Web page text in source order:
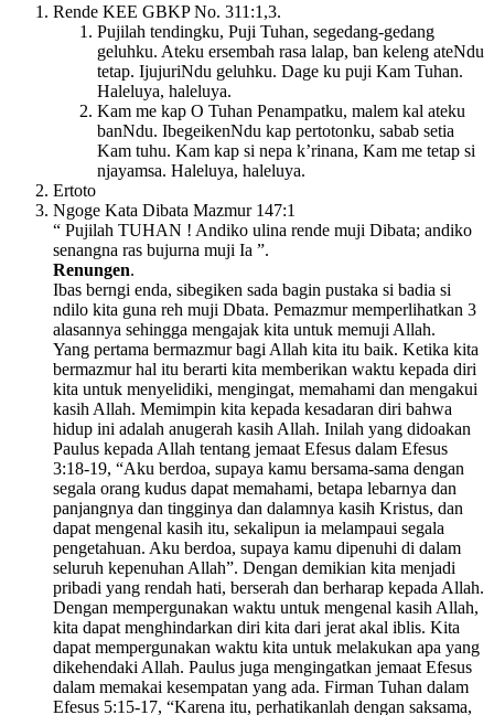
Rende KEE GBKP No. 311:1,3.
Pujilah tendingku, Puji Tuhan, segedang-gedang
geluhku. Ateku ersembah rasa lalap, ban keleng ateNdu
tetap. IjujuriNdu geluhku. Dage ku puji Kam Tuhan.
Haleluya, haleluya.
Kam me kap O Tuhan Penampatku, malem kal ateku
banNdu. IbegeikenNdu kap pertotonku, sabab setia
Kam tuhu. Kam kap si nepa k’rinana, Kam me tetap si
njayamsa. Haleluya, haleluya.
Ertoto
Ngoge Kata Dibata Mazmur 147:1
“ Pujilah TUHAN ! Andiko ulina rende muji Dibata; andiko
senangna ras bujurna muji Ia ”.
Renungen.
Ibas berngi enda, sibegiken sada bagin pustaka si badia si
ndilo kita guna reh muji Dbata. Pemazmur memperlihatkan 3
alasannya sehingga mengajak kita untuk memuji Allah.
Yang pertama bermazmur bagi Allah kita itu baik. Ketika kita
bermazmur hal itu berarti kita memberikan waktu kepada diri
kita untuk menyelidiki, mengingat, memahami dan mengakui
kasih Allah. Memimpin kita kepada kesadaran diri bahwa
hidup ini adalah anugerah kasih Allah. Inilah yang didoakan
Paulus kepada Allah tentang jemaat Efesus dalam Efesus
3:18-19, “Aku berdoa, supaya kamu bersama-sama dengan
segala orang kudus dapat memahami, betapa lebarnya dan
panjangnya dan tingginya dan dalamnya kasih Kristus, dan
dapat mengenal kasih itu, sekalipun ia melampaui segala
pengetahuan. Aku berdoa, supaya kamu dipenuhi di dalam
seluruh kepenuhan Allah”. Dengan demikian kita menjadi
pribadi yang rendah hati, berserah dan berharap kepada Allah.
Dengan mempergunakan waktu untuk mengenal kasih Allah,
kita dapat menghindarkan diri kita dari jerat akal iblis. Kita
dapat mempergunakan waktu kita untuk melakukan apa yang
dikehendaki Allah. Paulus juga mengingatkan jemaat Efesus
dalam memakai kesempatan yang ada. Firman Tuhan dalam
Efesus 5:15-17, “Karena itu, perhatikanlah dengan saksama,